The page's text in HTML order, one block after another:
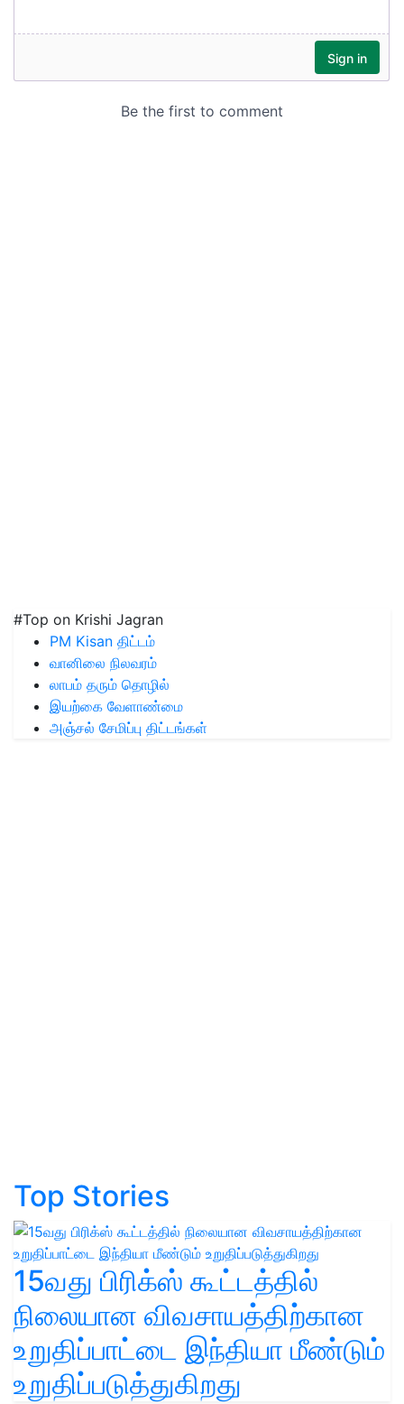
#Top on Krishi Jagran
PM Kisan திட்டம்
வானிலை நிலவரம்
லாபம் தரும் தொழில்
இயற்கை வேளாண்மை
அஞ்சல் சேமிப்பு திட்டங்கள்
Top Stories
15வது பிரிக்ஸ் கூட்டத்தில்
நிலையான விவசாயத்திற்கான
உறுதிப்பாட்டை இந்தியா மீண்டும்
உறுதிப்படுத்துகிறது